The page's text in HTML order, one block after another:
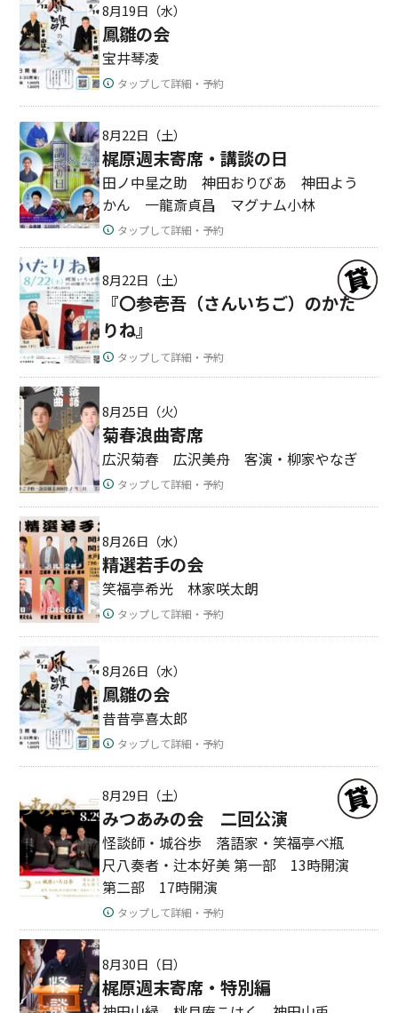
8月19日（水）
鳳雛の会
宝井琴凌
タップして詳細・予約
8月22日（土）
梶原週末寄席・講談の日
田ノ中星之助 神田おりびあ 神田よう
かん 一龍斎貞昌 マグナム小林
タップして詳細・予約
8月22日（土）
『〇参壱吾（さんいちご）のかた
りね』
タップして詳細・予約
8月25日（火）
菊春浪曲寄席
広沢菊春 広沢美舟 客演・柳家やなぎ
タップして詳細・予約
8月26日（水）
精選若手の会
笑福亭希光 林家咲太朗
タップして詳細・予約
8月26日（水）
鳳雛の会
昔昔亭喜太郎
タップして詳細・予約
8月29日（土）
みつあみの会 二回公演
怪談師・城谷歩 落語家・笑福亭べ瓶
尺八奏者・辻本好美 第一部 13時開演
第二部 17時開演
タップして詳細・予約
8月30日（日）
梶原週末寄席・特別編